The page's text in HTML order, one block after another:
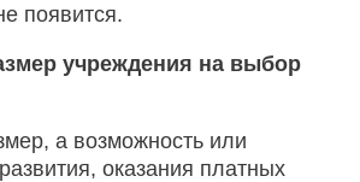
появится.
учреждения на выбор
а возможность или
оказания платных